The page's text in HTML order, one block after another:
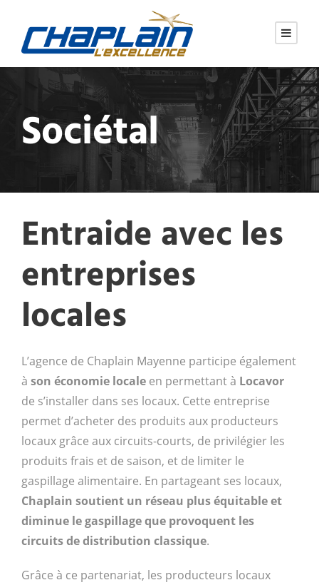
Sociétal
Entraide avec les
entreprises
locales
L’agence de Chaplain Mayenne participe également
à son économie locale en permettant à Locavor
de s’installer dans ses locaux. Cette entreprise
permet d’acheter des produits aux producteurs
locaux grâce aux circuits-courts, de privilégier les
produits frais et de saison, et de limiter le
gaspillage alimentaire. En partageant ses locaux,
Chaplain soutient un réseau plus équitable et
diminue le gaspillage que provoquent les
circuits de distribution classique.
Grâce à ce partenariat, les producteurs locaux